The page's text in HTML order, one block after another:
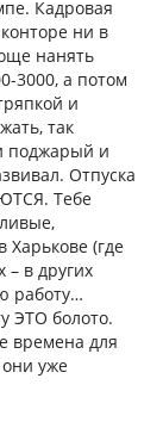
Кадровая
ни в
нанять
3000, а потом
и
так
поджарый и
Отпуска
Тебе
Харькове (где
в других
работу…
ЭТО болото.
времена для
они уже